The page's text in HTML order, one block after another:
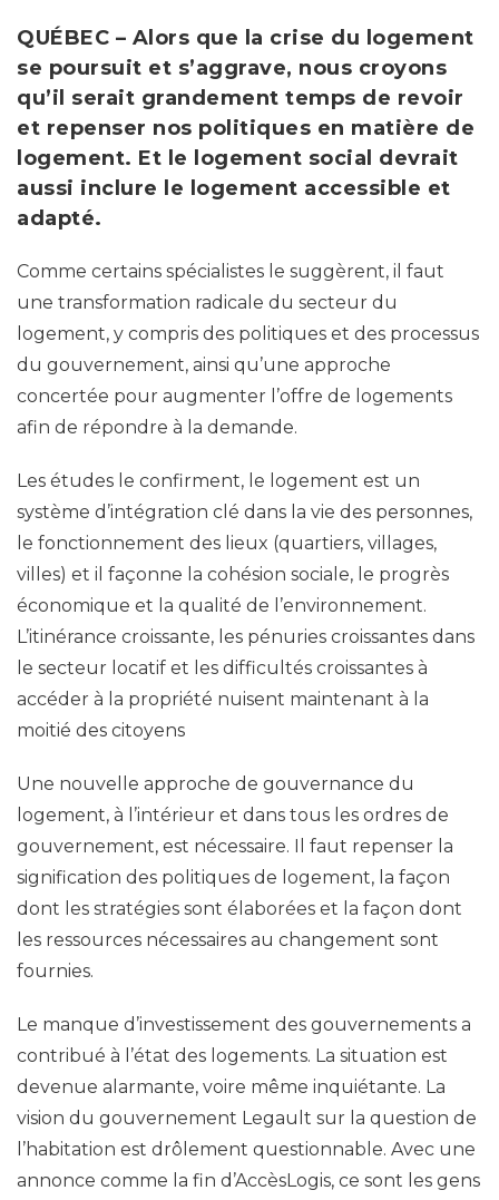
QUÉBEC – Alors que la crise du logement
se poursuit et s’aggrave, nous croyons
qu’il serait grandement temps de revoir
et repenser nos politiques en matière de
logement. Et le logement social devrait
aussi inclure le logement accessible et
adapté.
Comme certains spécialistes le suggèrent, il faut
une transformation radicale du secteur du
logement, y compris des politiques et des processus
du gouvernement, ainsi qu’une approche
concertée pour augmenter l’offre de logements
afin de répondre à la demande.
Les études le confirment, le logement est un
système d’intégration clé dans la vie des personnes,
le fonctionnement des lieux (quartiers, villages,
villes) et il façonne la cohésion sociale, le progrès
économique et la qualité de l’environnement.
L’itinérance croissante, les pénuries croissantes dans
le secteur locatif et les difficultés croissantes à
accéder à la propriété nuisent maintenant à la
moitié des citoyens
Une nouvelle approche de gouvernance du
logement, à l’intérieur et dans tous les ordres de
gouvernement, est nécessaire. Il faut repenser la
signification des politiques de logement, la façon
dont les stratégies sont élaborées et la façon dont
les ressources nécessaires au changement sont
fournies.
Le manque d’investissement des gouvernements a
contribué à l’état des logements. La situation est
devenue alarmante, voire même inquiétante. La
vision du gouvernement Legault sur la question de
l’habitation est drôlement questionnable. Avec une
annonce comme la fin d’AccèsLogis, ce sont les gens